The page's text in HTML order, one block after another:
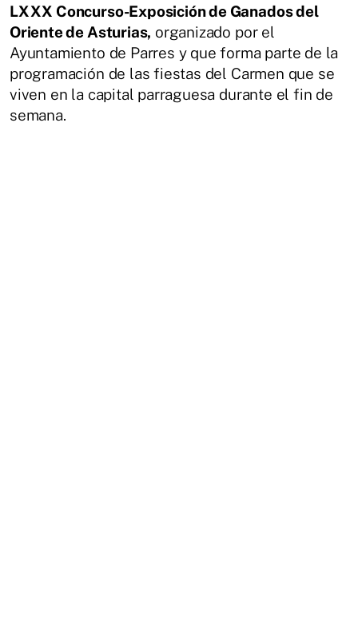
LXXX Concurso-Exposición de Ganados del
Oriente de Asturias, organizado por el
Ayuntamiento de Parres y que forma parte de la
programación de las fiestas del Carmen que se
viven en la capital parraguesa durante el fin de
semana.